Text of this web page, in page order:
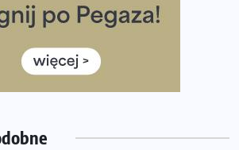
Bieg Powstania Warszawskiego.
liczba uczestników
Warszawskiego – praktyczny